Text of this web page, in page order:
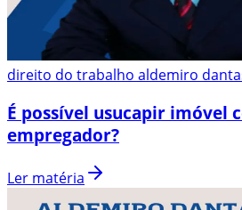
direito do trabalho aldemiro
É possível usucapir imóvel
empregador?
Ler matéria